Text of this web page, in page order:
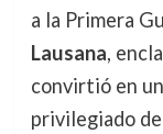
a la Primera
Lausana,
convirtió en
privilegiado